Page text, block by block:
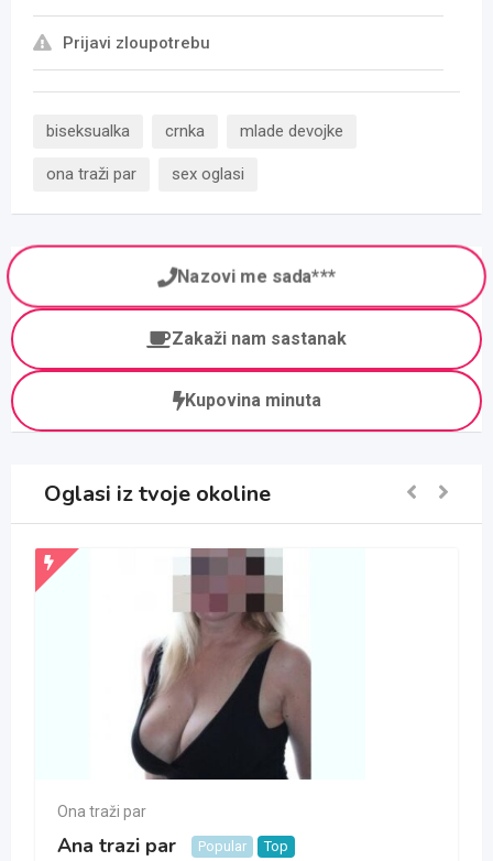
Prijavi zloupotrebu
biseksualka crnka mlade devojke
ona traži par sex oglasi
Nazovi me sada***
Zakaži nam sastanak
Kupovina minuta
Oglasi iz tvoje okoline
Ona traži par
Ana trazi par Popular Top